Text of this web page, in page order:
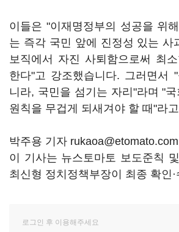
이들은 "이재명정부의 성공을 위
는 즉각 국민 앞에 진정성 있는 사
보직에서 자진 사퇴함으로써 최
한다"고 강조했습니다. 그러면서
니라, 국민을 섬기는 자리"라며 "국
원칙을 무겁게 되새겨야 할 때"라
박주용 기자 rukaoa@etomato.com
이 기사는 뉴스토마토 보도준칙
최신형 정치정책부장이 최종 확인